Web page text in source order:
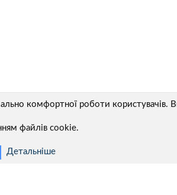
комфортної роботи
файлів cookie.
Детальніше